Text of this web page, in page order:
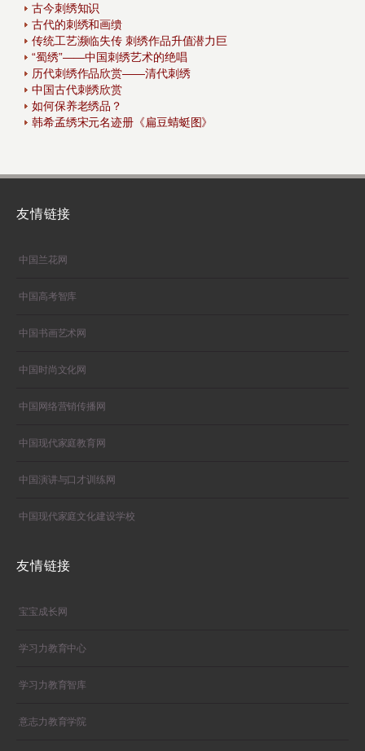
古今刺绣知识
古代的刺绣和画缋
传统工艺濒临失传 刺绣作品升值潜力巨
“蜀绣”——中国刺绣艺术的绝唱
历代刺绣作品欣赏——清代刺绣
中国古代刺绣欣赏
如何保养老绣品？
韩希孟绣宋元名迹册《扁豆蜻蜓图》
友情链接
中国兰花网
中国高考智库
中国书画艺术网
中国时尚文化网
中国网络营销传播网
中国现代家庭教育网
中国演讲与口才训练网
中国现代家庭文化建设学校
友情链接
宝宝成长网
学习力教育中心
学习力教育智库
意志力教育学院